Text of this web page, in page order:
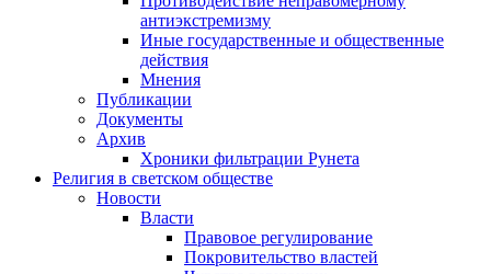
антиэкстремизму
Иные государственные и общественные
действия
Мнения
Публикации
Документы
Архив
Хроники фильтрации Рунета
Религия в светском обществе
Новости
Власти
Правовое регулирование
Покровительство властей